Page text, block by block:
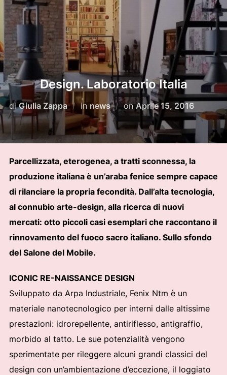
Design. Laboratorio Italia
diGiulia Zappa in news onPubblicato
Aprile 15, 2016
Parcellizzata, eterogenea, a tratti sconnessa, la
produzione italiana è un’araba fenice sempre capace
di rilanciare la propria fecondità. Dall’alta tecnologia,
al connubio arte-design, alla ricerca di nuovi
mercati: otto piccoli casi esemplari che raccontano il
rinnovamento del fuoco sacro italiano. Sullo sfondo
del Salone del Mobile.
ICONIC RE-NAISSANCE DESIGN
Sviluppato da Arpa Industriale, Fenix Ntm è un
materiale nanotecnologico per interni dalle altissime
prestazioni: idrorepellente, antiriflesso, antigraffio,
morbido al tatto. Le sue potenzialità vengono
sperimentate per rileggere alcuni grandi classici del
design con un’ambientazione d’eccezione, il loggiato